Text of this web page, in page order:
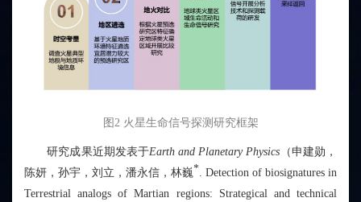
图 2 火星生命信号探测研究框架
研究成果近期发表于Earth and Planetary Physics （申建勋，
陈妍，孙宇，刘立， 潘永信 ， 林巍* Detection of biosignatures in
Terrestrial analogs of Martian regions: Strategical and technical